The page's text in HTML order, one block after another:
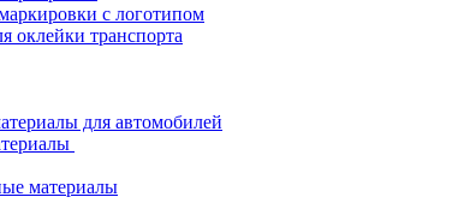
с логотипом
транспорта
для автомобилей
материалы